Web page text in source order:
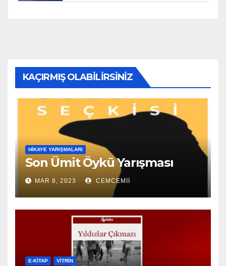
KAÇIRMIŞ OLABILIRSINIZ
HIKAYE YARIŞMALARI
Son Ümit Öykü Yarışması
MAR 8, 2023 CEMCEMII
E-KİTAP VITRIN